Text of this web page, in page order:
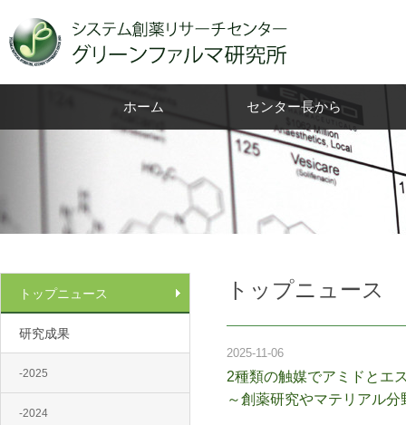
ホーム センター長から
トップニュース
研究成果
-2025
-2024
トップニュース
2025-11-06
2種類の触媒でアミドとエ
～創薬研究やマテリアル